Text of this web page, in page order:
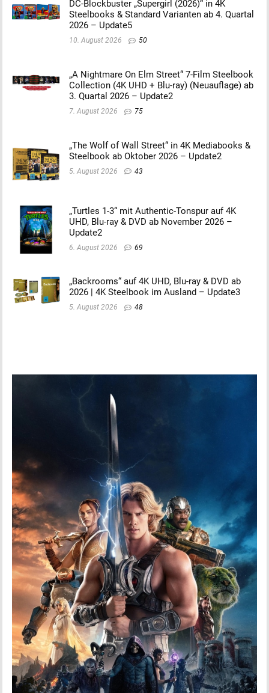
DC-Blockbuster „Supergirl (2026)“ in 4K
Steelbooks & Standard Varianten ab 4. Quartal
2026 – Update5
10. August 2026 50
„A Nightmare On Elm Street“ 7-Film Steelbook
Collection (4K UHD + Blu-ray) (Neuauflage) ab
3. Quartal 2026 – Update2
7. August 2026 75
„The Wolf of Wall Street“ in 4K Mediabooks &
Steelbook ab Oktober 2026 – Update2
5. August 2026 43
„Turtles 1-3“ mit Authentic-Tonspur auf 4K
UHD, Blu-ray & DVD ab November 2026 –
Update2
6. August 2026 69
„Backrooms“ auf 4K UHD, Blu-ray & DVD ab
2026 | 4K Steelbook im Ausland – Update3
5. August 2026 48